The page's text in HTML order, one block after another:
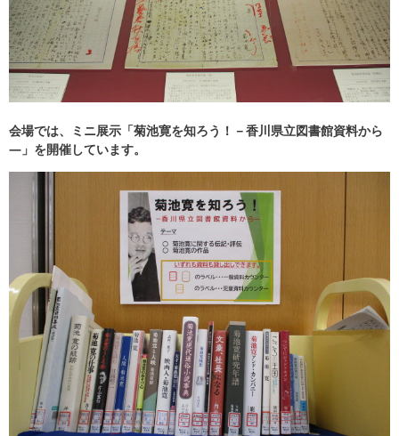
会場では、ミニ展示「菊池寛を知ろう！－香川県立図書館資料から
―」を開催しています。